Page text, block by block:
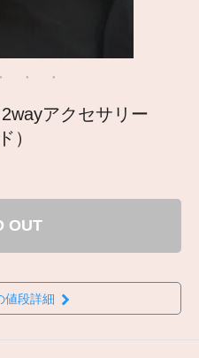
アクセサリー
）
OUT
値段詳細